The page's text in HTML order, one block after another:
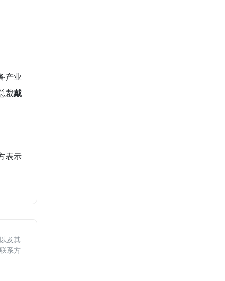
产业
裁戴
表示
及其
系方